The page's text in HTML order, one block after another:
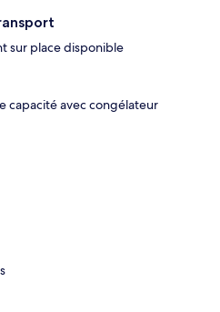
sur place disponible
capacité avec congélateur